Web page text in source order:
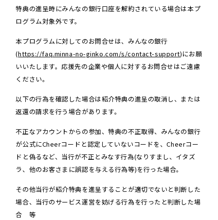
特典の進呈時にみんなの銀行口座を解約されている場合は本プ
ログラム対象外です。
本プログラムに対してのお問合せは、みんなの銀行
(https://faq.minna-no-ginko.com/s/contact-support)にお願
いいたします。応援先の企業や個人に対するお問合せはご遠慮
ください。
以下の行為を確認した場合は紹介特典の進呈の取消し、または
返還の請求を行う場合があります。
不正なアカウントからの参加、特典の不正取得、みんなの銀行
が公式にCheerコードと認定していないコードを、Cheerコー
ドと偽るなど、当行が不正とみなす行為(なりすまし、イタズ
ラ、他のお客さまに誤認を与える行為等)を行った場合。
その他当行が紹介特典を進呈することが適切でないと判断した
場合、当行のサービス運営を妨げる行為を行ったと判断した場
合 等